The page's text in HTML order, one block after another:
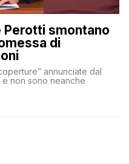
Perotti smontano
di
annunciate dal
non sono neanche